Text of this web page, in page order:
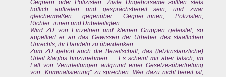
Gegnern oder Polizisten. Zivile Ungehorsame sollten stets
höflich auftreten und gesprächsbereit sein, und zwar
gleichermaßen gegenüber Gegner_innen, Polizisten,
Richter_innen und Unbeteiligten.
Wird ZU von Einzelnen und kleinen Gruppen geleistet, so
appelliert er an das Gewissen der Urheber des staatlichen
Unrechts, ihr Handeln zu überdenken. ...
Zum ZU gehört auch die Bereitschaft, das (letztinstanzliche)
Urteil klaglos hinzunehmen. ... Es scheint mir aber falsch, im
Fall von Verurteilungen aufgrund einer Gesetzesübertretung
von „Kriminalisierung“ zu sprechen. Wer dazu nicht bereit ist,